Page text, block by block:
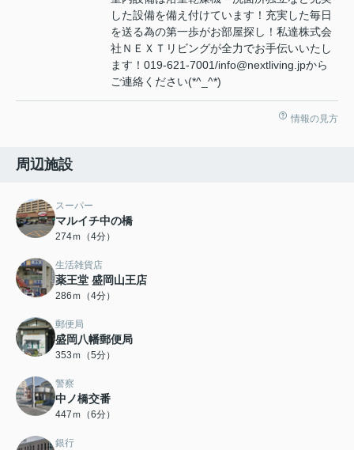
した設備を備え付けています！充実した毎日
を送る為の第一歩がお部屋探し！私達株式会
社ＮＥＸＴリビングが全力でお手伝いいたし
ます！019-621-7001/info@nextliving.jpから
ご連絡ください(*^_^*)
情報の見方
周辺施設
スーパー
マルイチ中の橋
274ｍ（4分）
生活雑貨店
薬王堂 盛岡山王店
286ｍ（4分）
郵便局
盛岡八幡郵便局
353ｍ（5分）
警察
中ノ橋交番
447ｍ（6分）
銀行